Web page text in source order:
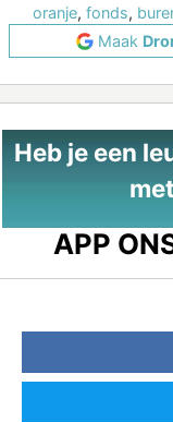
oranje, fonds,
Maak
Heb je een
APP